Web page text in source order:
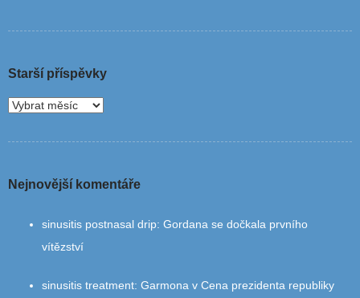
Starší příspěvky
Nejnovější komentáře
sinusitis postnasal drip: Gordana se dočkala prvního
vítězství
sinusitis treatment: Garmona v Cena prezidenta republiky